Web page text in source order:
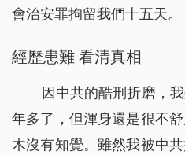
會治安罪拘留我們十五天。
經歷患難 看清真相
因中共的酷刑折磨，
年多了，但渾身還是很不
木沒有知覺。雖然我被中